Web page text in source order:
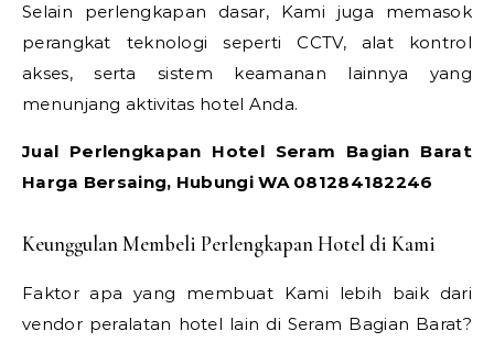
Selain perlengkapan dasar, Kami juga memasok
perangkat teknologi seperti CCTV, alat kontrol
akses, serta sistem keamanan lainnya yang
menunjang aktivitas hotel Anda.
Jual Perlengkapan Hotel Seram Bagian Barat
Harga Bersaing, Hubungi WA 081284182246
Keunggulan Membeli Perlengkapan Hotel di Kami
Faktor apa yang membuat Kami lebih baik dari
vendor peralatan hotel lain di Seram Bagian Barat?